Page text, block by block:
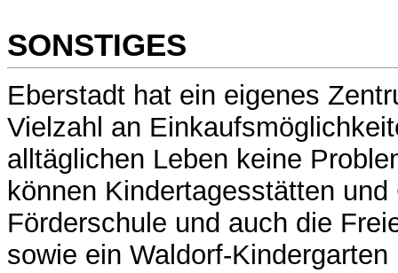
SONSTIGES
Eberstadt hat ein eigenes
Vielzahl an
alltäglichen Leben keine
können Kindertagesstätten
Förderschule und auch die
sowie ein Waldorf-